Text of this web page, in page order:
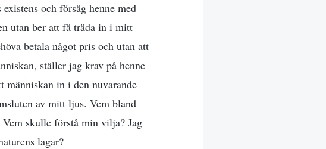
och försåg henne med
utan ber att få träda in i mitt
betala något pris och utan att
ställer jag krav på henne
människan in i den nuvarande
av mitt ljus. Vem bland
skulle förstå min vilja? Jag
lagar?